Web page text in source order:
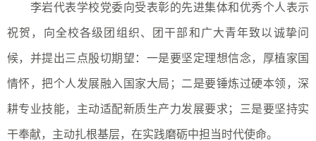
李岩代表学校党委向受表彰的先进集体和优秀个人表示
祝贺，向全校各级团组织、团干部和广大青年致以诚挚问
候，并提出三点殷切期望：一是要坚定理想信念，厚植家国
情怀，把个人发展融入国家大局；二是要锤炼过硬本领，深
耕专业技能，主动适配新质生产力发展要求；三是要坚持实
干奉献，主动扎根基层，在实践磨砺中担当时代使命。